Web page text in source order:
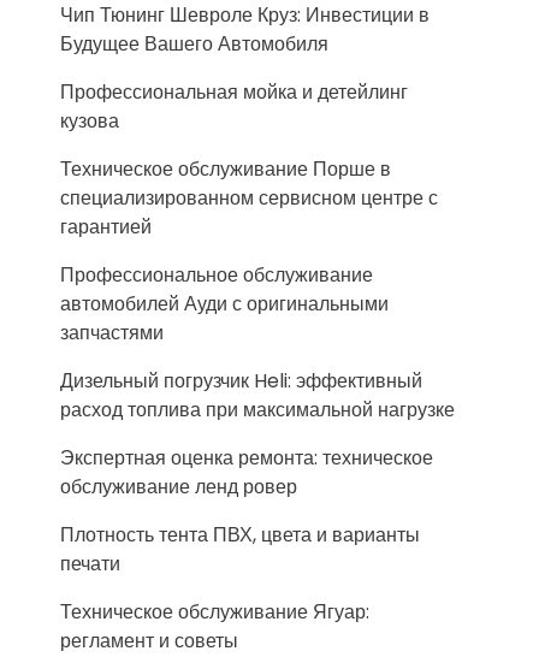
Чип Тюнинг Шевроле Круз: Инвестиции в
Будущее Вашего Автомобиля
Профессиональная мойка и детейлинг
кузова
Техническое обслуживание Порше в
специализированном сервисном центре с
гарантией
Профессиональное обслуживание
автомобилей Ауди с оригинальными
запчастями
Дизельный погрузчик Heli: эффективный
расход топлива при максимальной нагрузке
Экспертная оценка ремонта: техническое
обслуживание ленд ровер
Плотность тента ПВХ, цвета и варианты
печати
Техническое обслуживание Ягуар:
регламент и советы